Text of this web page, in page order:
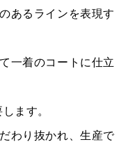
あるラインを表現す
一着のコートに仕立
ます。
わり抜かれ、生産で